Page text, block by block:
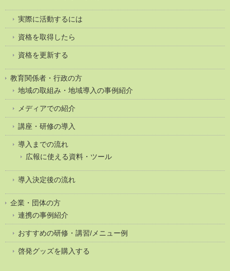
実際に活動するには
資格を取得したら
資格を更新する
教育関係者・行政の方
地域の取組み・地域導入の事例紹介
メディアでの紹介
講座・研修の導入
導入までの流れ
広報に使える資料・ツール
導入決定後の流れ
企業・団体の方
連携の事例紹介
おすすめの研修・講習/メニュー例
啓発グッズを購入する